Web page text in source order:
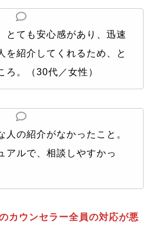
とても安心感があり、迅速
を紹介してくれるため、と
ろ。（30代／女性）
人の紹介がなかったこと。
アルで、相談しやすかっ
カウンセラー全員の対応が悪